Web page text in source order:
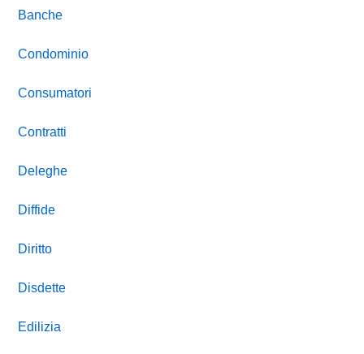
Banche
Condominio
Consumatori
Contratti
Deleghe
Diffide
Diritto
Disdette
Edilizia